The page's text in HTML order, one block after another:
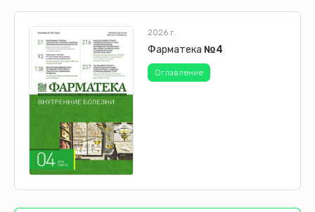
2026 г.
Фарматека №4
Оглавление